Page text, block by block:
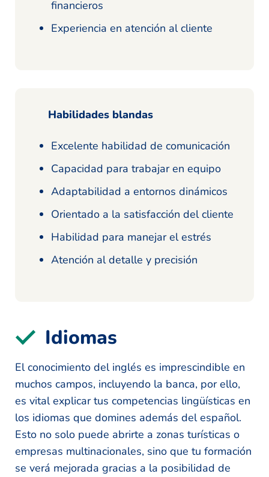
financieros
Experiencia en atención al cliente
Habilidades blandas
Excelente habilidad de comunicación
Capacidad para trabajar en equipo
Adaptabilidad a entornos dinámicos
Orientado a la satisfacción del cliente
Habilidad para manejar el estrés
Atención al detalle y precisión
Idiomas
El conocimiento del inglés es imprescindible en
muchos campos, incluyendo la banca, por ello,
es vital explicar tus competencias lingüísticas en
los idiomas que domines además del español.
Esto no solo puede abrirte a zonas turísticas o
empresas multinacionales, sino que tu formación
se verá mejorada gracias a la posibilidad de